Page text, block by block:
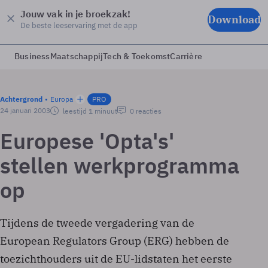
Jouw vak in je broekzak!
De beste leeservaring met de app Download
BusinessMaatschappijTech & ToekomstCarrière
Achtergrond Europa
PRO
24 januari 2003
leestijd 1 minuut 0 reacties
Europese 'Opta's'
stellen werkprogramma
op
Tijdens de tweede vergadering van de
European Regulators Group (ERG) hebben de
toezichthouders uit de EU-lidstaten het eerste